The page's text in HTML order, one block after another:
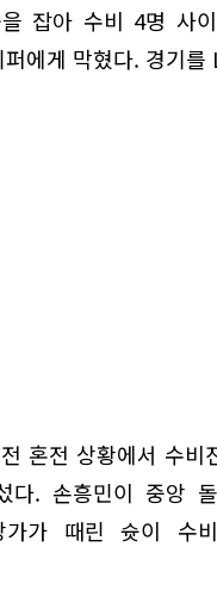
잡아 수비 4명 사
에게 막혔다. 경기를
혼전 상황에서 수비
다. 손흥민이 중앙
가 때린 슛이 수